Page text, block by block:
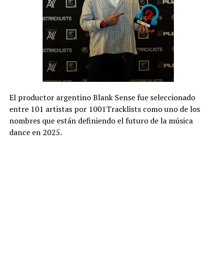
El productor argentino Blank Sense fue seleccionado
entre 101 artistas por 1001Tracklists como uno de los
nombres que están definiendo el futuro de la música
dance en 2025.